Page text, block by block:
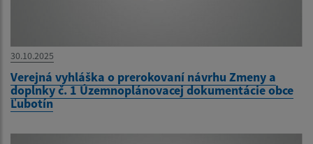
30.10.2025
Verejná vyhláška o prerokovaní návrhu Zmeny a
doplnky č. 1 Územnoplánovacej dokumentácie obce
Ľubotín